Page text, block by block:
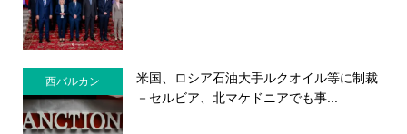
西バルカン
米国、ロシア石油大手ルクオイル等に制裁
－セルビア、北マケドニアでも事...